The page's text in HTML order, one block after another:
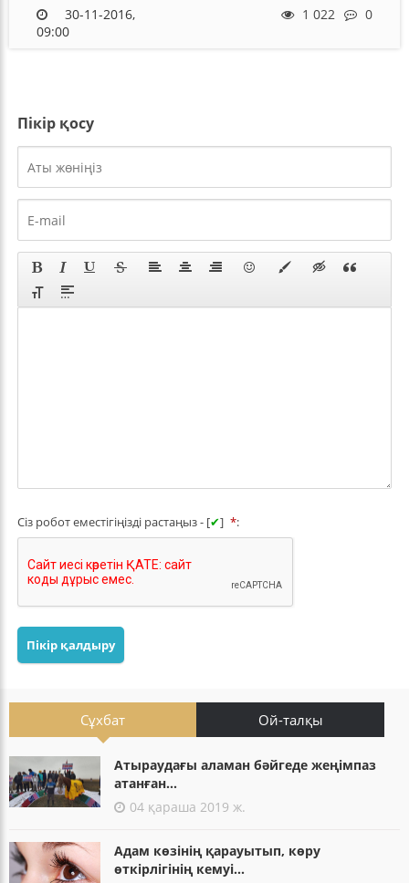
1 022 0
30-11-2016,
09:00
Пікір қосу
Сіз робот еместігіңізді растаңыз - [✔] *:
Пікір қалдыру
Сұхбат Ой-талқы
Атыраудағы аламан бәйгеде жеңімпаз
атанған...
04 қараша 2019 ж.
Адам көзінің қарауытып, көру
өткірлігінің кемуі...